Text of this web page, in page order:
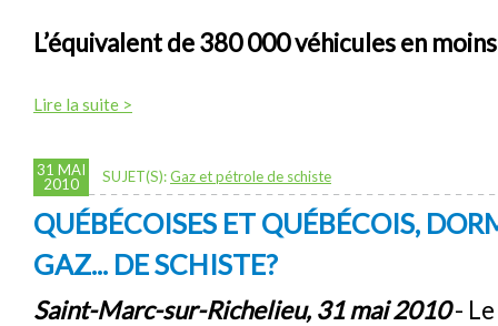
L’équivalent de 380 000 véhicules en
Lire la suite >
31 MAI
2010
SUJET(S):Gaz et pétrole de schiste
QUÉBÉCOISES ET QUÉBÉCOIS,
GAZ... DE SCHISTE?
Saint-Marc-sur-Richelieu, 31 mai 2010-